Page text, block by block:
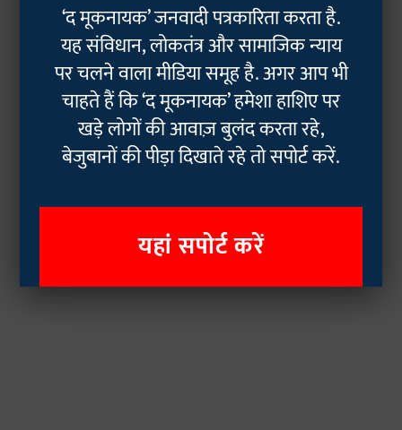
‘द मूकनायक’ जनवादी पत्रकारिता करता है.
यह संविधान, लोकतंत्र और सामाजिक न्याय
पर चलने वाला मीडिया समूह है. अगर आप भी
चाहते हैं कि ‘द मूकनायक’ हमेशा हाशिए पर
खड़े लोगों की आवाज़ बुलंद करता रहे,
बेजुबानों की पीड़ा दिखाते रहे तो सपोर्ट करें.
यहां सपोर्ट करें